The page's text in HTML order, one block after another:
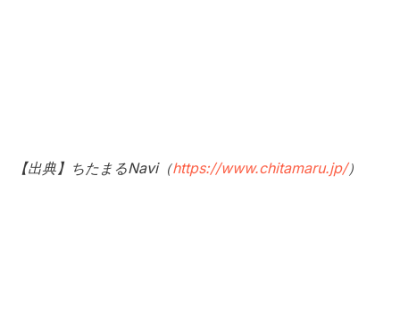
【出典】ちたまるNavi（https://www.chitamaru.jp/）